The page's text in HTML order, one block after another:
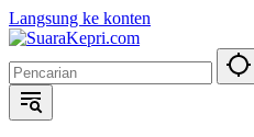
Langsung ke konten